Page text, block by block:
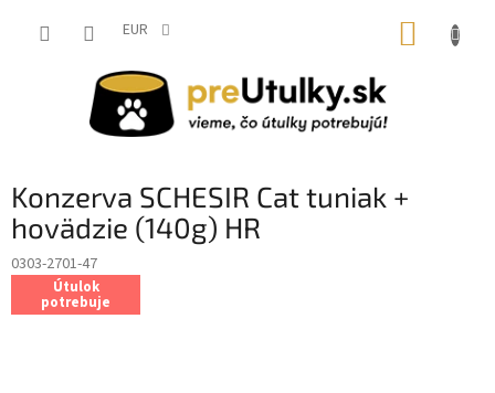
EUR
Konzerva SCHESIR Cat tuniak +
hovädzie (140g) HR
0303-2701-47
Útulok
potrebuje